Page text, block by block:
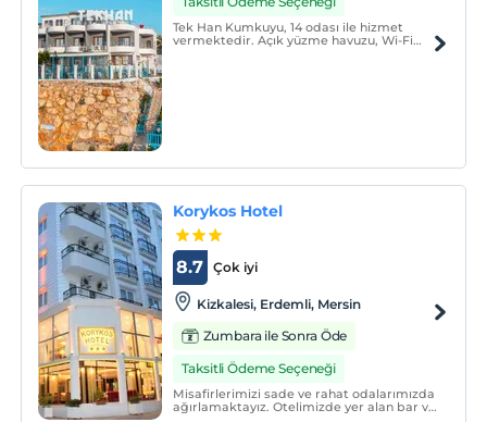
Tek Han Kumkuyu, 14 odası ile hizmet
vermektedir. Açık yüzme havuzu, Wi-Fi
Korykos Hotel
Çok iyi
8.7
Kizkalesi, Erdemli, Mersin
Zumbara ile Sonra Öde
Taksitli Ödeme Seçeneği
Misafirlerimizi sade ve rahat odalarımızda
ağırlamaktayız. Otelimizde yer alan bar ve